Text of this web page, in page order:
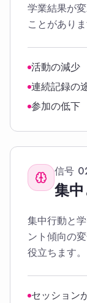
学業結果が
ことがありま
活動の減少
連続記録の
参加の低下
信号
集
集中行動と
ント傾向の
役立ちます。
セッション